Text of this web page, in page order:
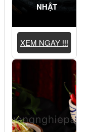
NHẬT
XEM NGAY !!!